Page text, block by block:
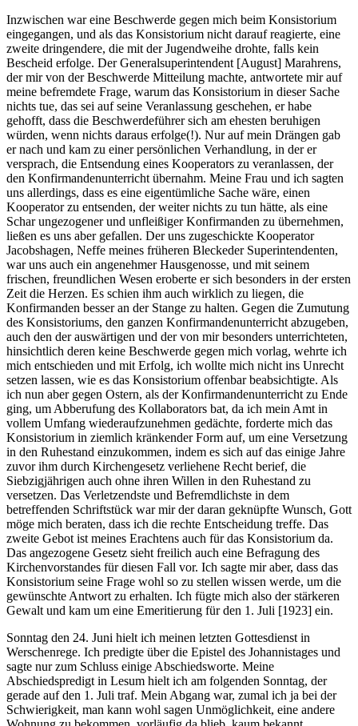
Inzwischen war eine Beschwerde gegen mich beim Konsistorium
eingegangen, und als das Konsistorium nicht darauf reagierte, eine
zweite dringendere, die mit der Jugendweihe drohte, falls kein
Bescheid erfolge. Der Generalsuperintendent [August] Marahrens,
der mir von der Beschwerde Mitteilung machte, antwortete mir auf
meine befremdete Frage, warum das Konsistorium in dieser Sache
nichts tue, das sei auf seine Veranlassung geschehen, er habe
gehofft, dass die Beschwerdeführer sich am ehesten beruhigen
würden, wenn nichts daraus erfolge(!). Nur auf mein Drängen gab
er nach und kam zu einer persönlichen Verhandlung, in der er
versprach, die Entsendung eines Kooperators zu veranlassen, der
den Konfirmandenunterricht übernahm. Meine Frau und ich sagten
uns allerdings, dass es eine eigentümliche Sache wäre, einen
Kooperator zu entsenden, der weiter nichts zu tun hätte, als eine
Schar ungezogener und unfleißiger Konfirmanden zu übernehmen,
ließen es uns aber gefallen. Der uns zugeschickte Kooperator
Jacobshagen, Neffe meines früheren Bleckeder Superintendenten,
war uns auch ein angenehmer Hausgenosse, und mit seinem
frischen, freundlichen Wesen eroberte er sich besonders in der ersten
Zeit die Herzen. Es schien ihm auch wirklich zu liegen, die
Konfirmanden besser an der Stange zu halten. Gegen die Zumutung
des Konsistoriums, den ganzen Konfirmandenunterricht abzugeben,
auch den der auswärtigen und der von mir besonders unterrichteten,
hinsichtlich deren keine Beschwerde gegen mich vorlag, wehrte ich
mich entschieden und mit Erfolg, ich wollte mich nicht ins Unrecht
setzen lassen, wie es das Konsistorium offenbar beabsichtigte. Als
ich nun aber gegen Ostern, als der Konfirmandenunterricht zu Ende
ging, um Abberufung des Kollaborators bat, da ich mein Amt in
vollem Umfang wiederaufzunehmen gedächte, forderte mich das
Konsistorium in ziemlich kränkender Form auf, um eine Versetzung
in den Ruhestand einzukommen, indem es sich auf das einige Jahre
zuvor ihm durch Kirchengesetz verliehene Recht berief, die
Siebzigjährigen auch ohne ihren Willen in den Ruhestand zu
versetzen. Das Verletzendste und Befremdlichste in dem
betreffenden Schriftstück war mir der daran geknüpfte Wunsch, Gott
möge mich beraten, dass ich die rechte Entscheidung treffe. Das
zweite Gebot ist meines Erachtens auch für das Konsistorium da.
Das angezogene Gesetz sieht freilich auch eine Befragung des
Kirchenvorstandes für diesen Fall vor. Ich sagte mir aber, dass das
Konsistorium seine Frage wohl so zu stellen wissen werde, um die
gewünschte Antwort zu erhalten. Ich fügte mich also der stärkeren
Gewalt und kam um eine Emeritierung für den 1. Juli [1923] ein.
Sonntag den 24. Juni hielt ich meinen letzten Gottesdienst in
Werschenrege. Ich predigte über die Epistel des Johannistages und
sagte nur zum Schluss einige Abschiedsworte. Meine
Abschiedspredigt in Lesum hielt ich am folgenden Sonntag, der
gerade auf den 1. Juli traf. Mein Abgang war, zumal ich ja bei der
Schwierigkeit, man kann wohl sagen Unmöglichkeit, eine andere